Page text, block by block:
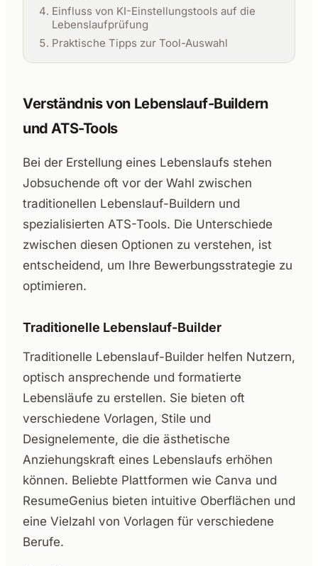
Einfluss von KI-Einstellungstools auf die
Lebenslaufprüfung
Praktische Tipps zur Tool-Auswahl
Verständnis von Lebenslauf-Buildern
und ATS-Tools
Bei der Erstellung eines Lebenslaufs stehen
Jobsuchende oft vor der Wahl zwischen
traditionellen Lebenslauf-Buildern und
spezialisierten ATS-Tools. Die Unterschiede
zwischen diesen Optionen zu verstehen, ist
entscheidend, um Ihre Bewerbungsstrategie zu
optimieren.
Traditionelle Lebenslauf-Builder
Traditionelle Lebenslauf-Builder helfen Nutzern,
optisch ansprechende und formatierte
Lebensläufe zu erstellen. Sie bieten oft
verschiedene Vorlagen, Stile und
Designelemente, die die ästhetische
Anziehungskraft eines Lebenslaufs erhöhen
können. Beliebte Plattformen wie Canva und
ResumeGenius bieten intuitive Oberflächen und
eine Vielzahl von Vorlagen für verschiedene
Berufe.